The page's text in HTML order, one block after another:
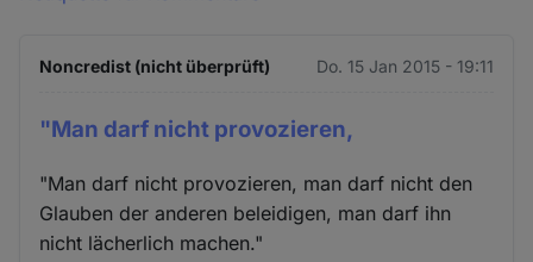
Noncredist (nicht überprüft) Do. 15 Jan 2015 - 19:11
"Man darf nicht provozieren,
"Man darf nicht provozieren, man darf nicht den
Glauben der anderen beleidigen, man darf ihn
nicht lächerlich machen."